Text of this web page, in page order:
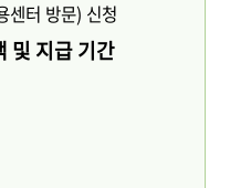
센터 방문) 신청
및 지급 기간